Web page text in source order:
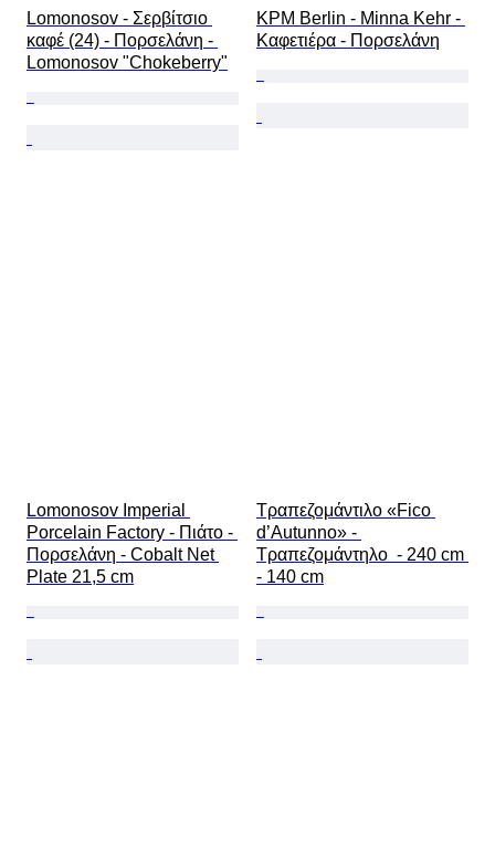
Lomonosov - Σερβίτσιο
καφέ (24) - Πορσελάνη -
Lomonosov "Chokeberry"
KPM Berlin - Minna Kehr -
Καφετιέρα - Πορσελάνη
Lomonosov Imperial
Porcelain Factory - Πιάτο -
Πορσελάνη - Cobalt Net
Plate 21,5 cm
Τραπεζομάντιλο «Fico
d’Autunno» -
Τραπεζομάντηλο  - 240 cm
- 140 cm